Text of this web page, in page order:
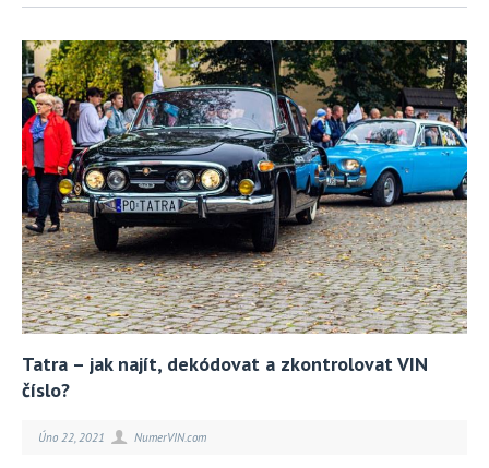
Tatra – jak najít, dekódovat a zkontrolovat VIN
číslo?
Úno 22, 2021 NumerVIN.com